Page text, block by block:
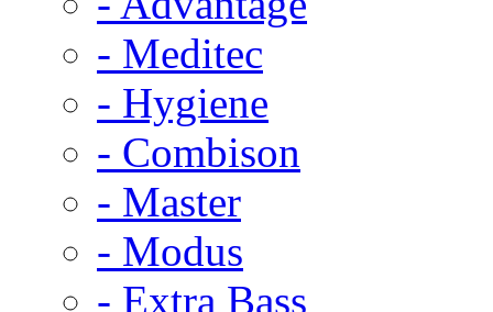
- Meditec
- Hygiene
- Combison
- Master
- Modus
- Extra Bass